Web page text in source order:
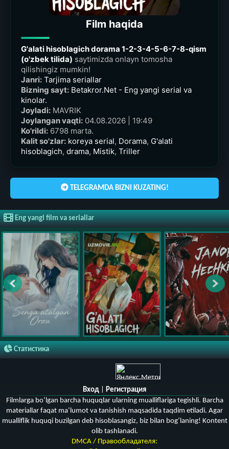
Film haqida
G'alati hisoblagich dorama 1-2-3-4-5-6-7-8-qism
(o'zbek tilida) saytimizda onlayn tomosha
qilishingiz mumkin!
Janri: Tarjima seriallar
Bizning sayt: Betakror.Net - Eng yangi serial va
kinolar.
Joyladi: MAVRIK
Joylangan vaqti: 04.08.2026 | 19:49
Ko'rildi: 6798 marta.
Kalit so'zlar: koreya serial, Dorama, G'alati
hisoblagich, drama, Mistik, Triller
TELEGRAMDA BIZNI KUZATING!
Eng yangi film va seriallar
Статистика
Вход
Регистрация
Filmlarga bo‘lgan barcha huquqlar ularning mualliflariga tegishli. Barcha
materiallar faqat ma’lumot va tanishish maqsadida taqdim etiladi. Agar
mualliflik huquqi buzilgan deb hisoblasangiz, biz bilan bog‘laning! Kontent
olib tashlanadi.
DMCA / Правообладателя: